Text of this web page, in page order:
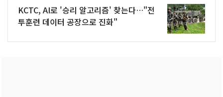
KCTC, AI로 '승리 알고리즘' 찾는다…"전
투훈련 데이터 공장으로 진화"